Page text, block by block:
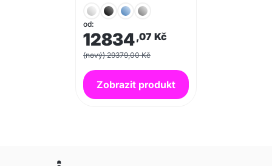
od:
12834,07 Kč
(nový) 29379,00 Kč
Zobrazit produkt